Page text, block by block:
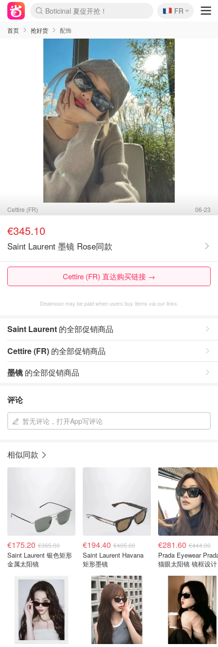
Boticinal 夏促开抢！
4折！lulu周四疯狂上新
还没结束！&OtherStories大促
Joybuy变相75折 随时失效
速领！Stanley独家85折
疑似霸哥！Camper额外叠85折
Zalando 奥莱闪促！每日更新
Moncler反季囤！5折起+叠9折
Coach Brooklyn仅€192
🇫🇷
FR
首页 抢好货 配饰
Cettire (FR) 06-23
€345.10
Saint Laurent 墨镜 Rose同款
Cettire (FR) 直达购买链接 →
Dealmoon may be paid when users buy items via our links.
Saint Laurent 的全部促销商品
Cettire (FR) 的全部促销商品
墨镜 的全部促销商品
评论
暂无评论，打开App写评论
相似同款
€175.20 €365.00
Saint Laurent 银色矩形
金属太阳镜
€194.40 €405.00
Saint Laurent Havana
矩形墨镜
€281.60 €444.00
Prada Eyewear
猫眼太阳镜 镜框设计